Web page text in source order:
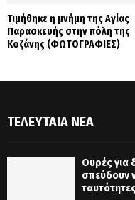
Τιμήθηκε η μνήμη της Αγίας
Παρασκευής στην πόλη της
Κοζάνης (ΦΩΤΟΓΡΑΦΙΕΣ)
ΤΕΛΕΥΤΑΊΑ ΝΈΑ
Ουρές για
σπεύδουν
ταυτότητες